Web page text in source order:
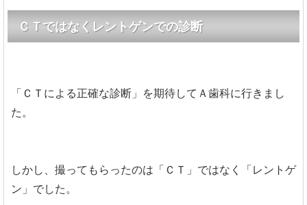
ＣＴではなくレントゲンでの診断
「ＣＴによる正確な診断」を期待してＡ歯科に行きまし
た。
しかし、撮ってもらったのは「ＣＴ」ではなく「レントゲ
ン」でした。